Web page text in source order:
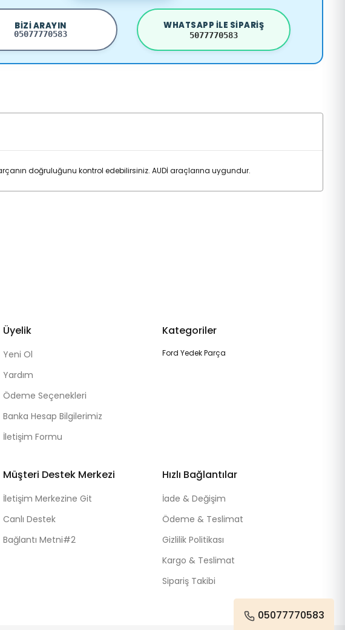
BIZI ARAYIN
05077770583
WHATSAPP ILE SIPARIŞ
5077770583
doğruluğunu kontrol edebilirsiniz. AUDİ araçlarına uygundur.
Üyelik
Yeni Ol
Yardım
Ödeme Seçenekleri
Banka Hesap Bilgilerimiz
İletişim Formu
Kategoriler
Ford Yedek Parça
Müşteri Destek Merkezi
İletişim Merkezine Git
Canlı Destek
Bağlantı Metni#2
Hızlı Bağlantılar
İade & Değişim
Ödeme & Teslimat
Gizlilik Politikası
Kargo & Teslimat
Sipariş Takibi
05077770583